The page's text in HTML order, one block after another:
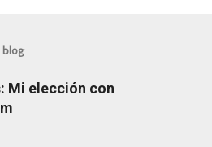
blog
Mi elección con